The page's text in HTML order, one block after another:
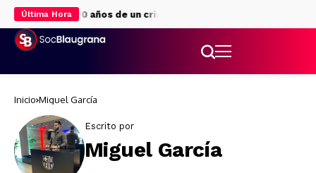
Última Hora
90 años de un crimen La “bomba” que sacude el
Inicio Miguel García
Escrito por
Miguel García